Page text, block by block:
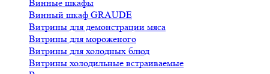
Винные шкафы
Винный шкаф GRAUDE
Витрины для демонстрации мяса
Витрины для мороженого
Витрины для холодных блюд
Витрины холодильные встраиваемые